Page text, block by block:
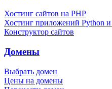
Хостинг сайтов на PHP
Хостинг приложений Python
Конструктор сайтов
Домены
Выбрать домен
Цены на домены